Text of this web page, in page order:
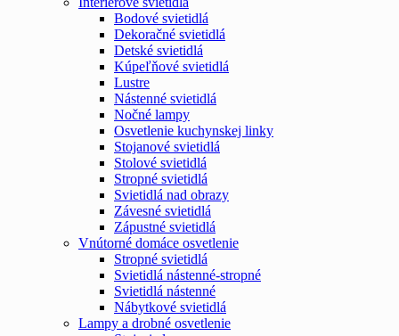
Bodové svietidlá
Dekoračné svietidlá
Detské svietidlá
Kúpeľňové svietidlá
Lustre
Nástenné svietidlá
Nočné lampy
Osvetlenie kuchynskej linky
Stojanové svietidlá
Stolové svietidlá
Stropné svietidlá
Svietidlá nad obrazy
Závesné svietidlá
Zápustné svietidlá
Vnútorné domáce osvetlenie
Stropné svietidlá
Svietidlá nástenné-stropné
Svietidlá nástenné
Nábytkové svietidlá
Lampy a drobné osvetlenie